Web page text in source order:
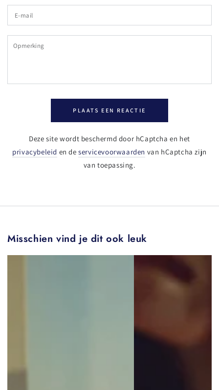
mail
Opmerking
PLAATS EEN REACTIE
Deze site wordt beschermd door hCaptcha en het
privacybeleid en deservicevoorwaarden van hCaptcha zijn
van toepassing.
Misschien vind je dit ook leuk